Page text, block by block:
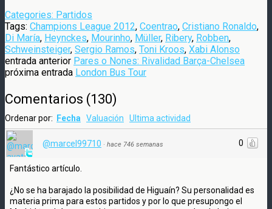
Categories: Partidos
Tags: Champions League 2012, Coentrao, Cristiano Ronaldo,
Di María, Heynckes, Mourinho, Müller, Ribery, Robben,
Schweinsteiger, Sergio Ramos, Toni Kroos, Xabi Alonso
entrada anterior Pares o Nones: Rivalidad Barça-Chelsea
próxima entrada London Bus Tour
Comentarios (130)
Ordenar por: Fecha Valuación Ultima actividad
0
@marcel99710 · hace 746 semanas
Fantástico artículo.
¿No se ha barajado la posibilidad de Higuaín? Su personalidad es
materia prima para estos partidos y por lo que presupongo el